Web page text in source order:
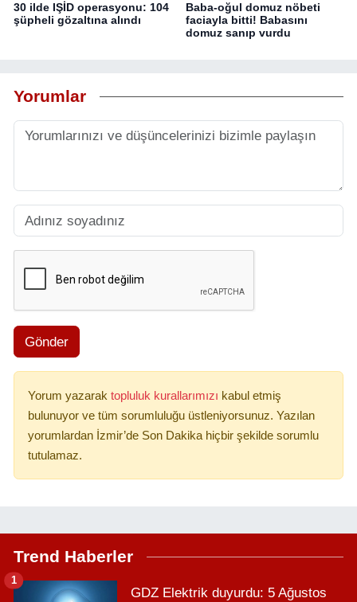
30 ilde IŞİD operasyonu: 104
şüpheli gözaltına alındı
Baba-oğul domuz nöbeti
faciayla bitti! Babasını
domuz sanıp vurdu
Yorumlar
Gönder
Yorum yazarak topluluk kurallarımızı kabul etmiş
bulunuyor ve tüm sorumluluğu üstleniyorsunuz. Yazılan
yorumlardan İzmir’de Son Dakika hiçbir şekilde sorumlu
tutulamaz.
Trend Haberler
GDZ Elektrik duyurdu: 5 Ağustos
1